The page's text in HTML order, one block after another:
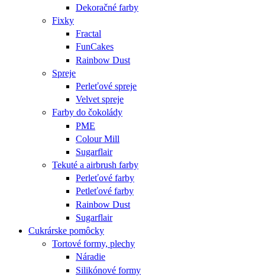
Dekoračné farby
Fixky
Fractal
FunCakes
Rainbow Dust
Spreje
Perleťové spreje
Velvet spreje
Farby do čokolády
PME
Colour Mill
Sugarflair
Tekuté a airbrush farby
Perleťové farby
Petleťové farby
Rainbow Dust
Sugarflair
Cukrárske pomôcky
Tortové formy, plechy
Náradie
Silikónové formy